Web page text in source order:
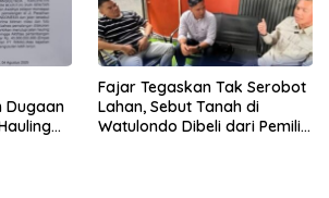
Dugaan
Fajar Tegaskan Tak Serobot
Lahan, Sebut Tanah di
Watulondo Dibeli dari Pemilik